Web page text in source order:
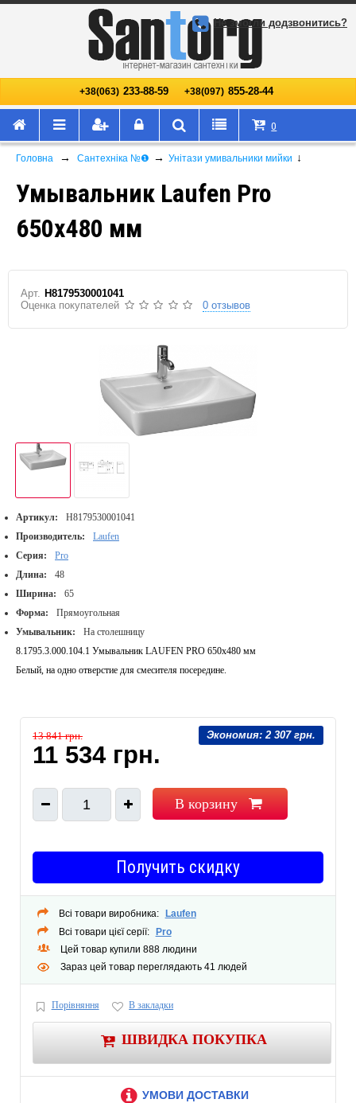
+38(063) 233-88-59 +38(097) 855-28-44
Не змогли додзвонитись?
0
Головна → Сантехніка №❶ → Унітази умивальники мийки ↓
Умывальник Laufen Pro
650х480 мм
Арт. H8179530001041
Оценка покупателей
0 отзывов
Артикул:
H8179530001041
Производитель:
Laufen
Серия:
Pro
Длина:
48
Ширина:
65
Форма:
Прямоугольная
Умывальник:
На столешницу
8.1795.3.000.104.1 Умывальник LAUFEN PRO 650х480 мм
Белый, на одно отверстие для смесителя посередине.
Экономия: 2 307 грн.
13 841 грн.
11 534 грн.
1 В корзину
Получить скидку
Всі товари виробника: Laufen
Всі товари цієї серії: Pro
Цей товар купили 888 людини
Зараз цей товар переглядають 41 людей
Порівняння В закладки
ШВИДКА ПОКУПКА
УМОВИ ДОСТАВКИ